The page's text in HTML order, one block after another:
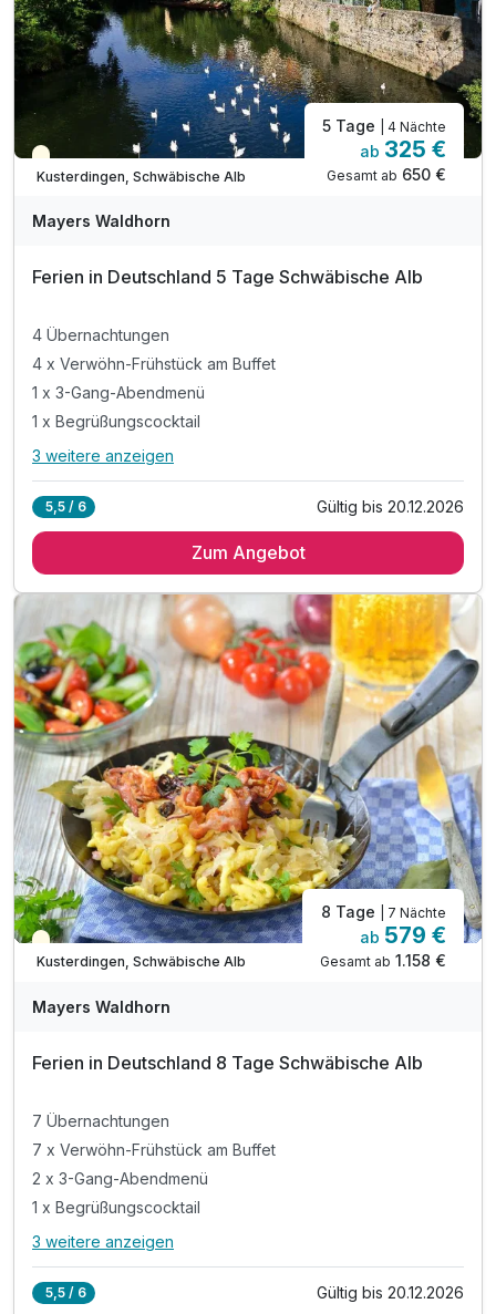
Teilweise ausgelastet
Kusterdingen, Schwäbische Alb
5 Tage | 4 Nächte
ab 325 €
Gesamt ab 650 €
Mayers Waldhorn
Ferien in Deutschland 5 Tage Schwäbische Alb
4 Übernachtungen
4 x Verwöhn-Frühstück am Buffet
1 x 3-Gang-Abendmenü
1 x Begrüßungscocktail
Alle Inklusivleistungen
4 x Verwöhn-Frühstück am Buffet
1 x Begrüßungscocktail
inkl. Alb Card**
inkl. Parkplatz
inkl. WLAN
3 weitere anzeigen
5,5 / 6 Gültig bis 20.12.2026
Zum Angebot
Teilweise ausgelastet
Kusterdingen, Schwäbische Alb
8 Tage | 7 Nächte
ab 579 €
Gesamt ab 1.158 €
Mayers Waldhorn
Ferien in Deutschland 8 Tage Schwäbische Alb
7 Übernachtungen
7 x Verwöhn-Frühstück am Buffet
2 x 3-Gang-Abendmenü
1 x Begrüßungscocktail
Alle Inklusivleistungen
3 weitere anzeigen
5,5 / 6 Gültig bis 20.12.2026